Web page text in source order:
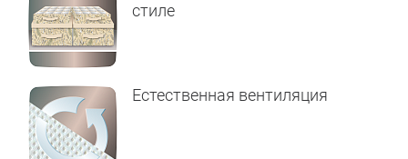
стиле
Естественная вентиляция